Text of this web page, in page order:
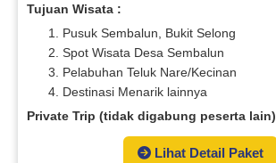
Tujuan Wisata :
Pusuk Sembalun, Bukit Selong
Spot Wisata Desa Sembalun
Pelabuhan Teluk Nare/Kecinan
Destinasi Menarik lainnya
Private Trip (tidak digabung peserta lain)
Lihat Detail Paket